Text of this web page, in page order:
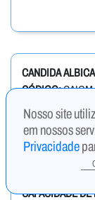
CANDIDA
CÓDIGO:CAIGM
MATERIAL:
SORO
CAPACIDADE
Nosso site
em nossos
Privacidade